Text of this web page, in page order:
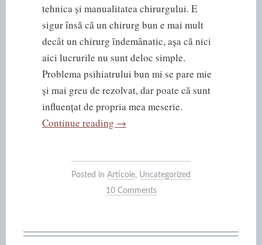
tehnica și manualitatea chirurgului. E
sigur însă că un chirurg bun e mai mult
decât un chirurg îndemânatic, așa că nici
aici lucrurile nu sunt deloc simple.
Problema psihiatrului bun mi se pare mie
și mai greu de rezolvat, dar poate că sunt
influențat de propria mea meserie.
Continue reading “Cum
un
medic
→
Posted in Articole, Uncategorized
10 Comments